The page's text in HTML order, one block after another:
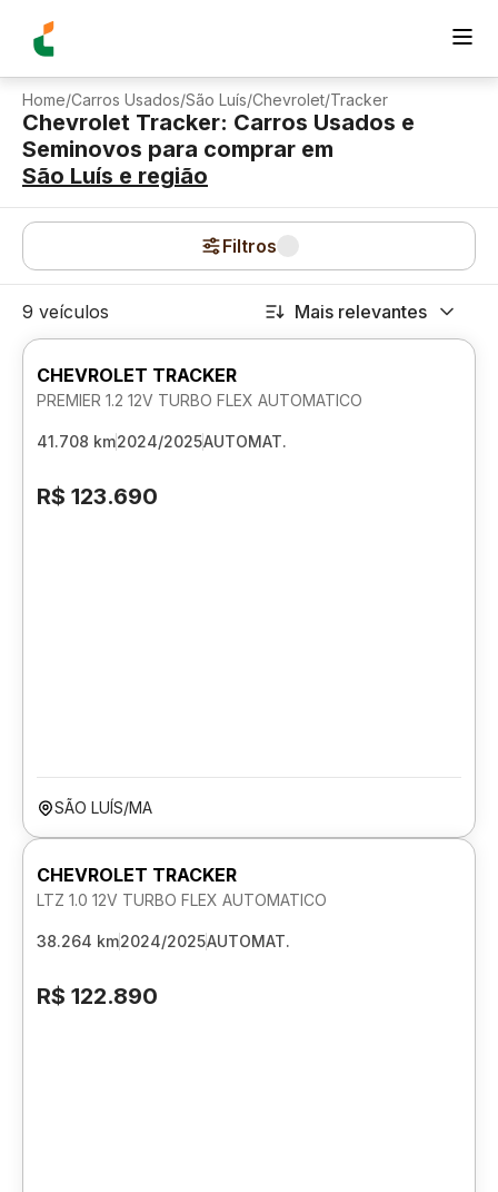
Home/Carros Usados/São Luís/Chevrolet/Tracker
Chevrolet Tracker: Carros Usados e
Seminovos para comprar em
São Luís e região
Filtros
9 veículos Mais relevantes
CHEVROLET TRACKER
PREMIER 1.2 12V TURBO FLEX AUTOMATICO
41.708 km2024/2025AUTOMAT.
R$ 123.690
SÃO LUÍS/MA
CHEVROLET TRACKER
LTZ 1.0 12V TURBO FLEX AUTOMATICO
38.264 km2024/2025AUTOMAT.
R$ 122.890